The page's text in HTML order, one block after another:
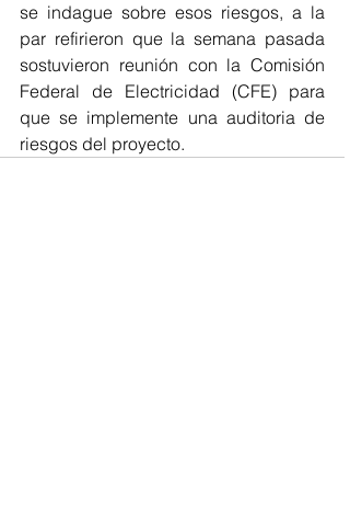
se indague sobre esos riesgos, a la
par refirieron que la semana pasada
sostuvieron reunión con la Comisión
Federal de Electricidad (CFE) para
que se implemente una auditoria de
riesgos del proyecto.